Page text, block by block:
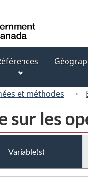
Canada
et méthodes
sur les
Variable(s)